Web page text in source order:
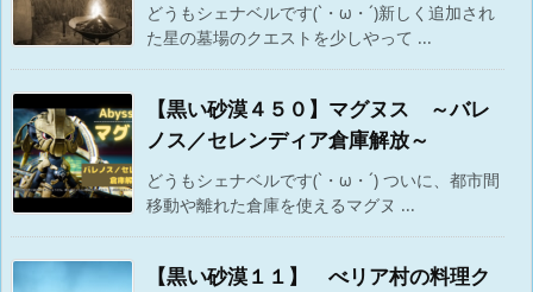
どうもシェナベルです(`・ω・´)新しく追加され
た星の墓場のクエストを少しやって ...
【黒い砂漠４５０】マグヌス ～バレ
ノス／セレンディア倉庫解放～
どうもシェナベルです(`・ω・´) ついに、都市間
移動や離れた倉庫を使えるマグヌ ...
【黒い砂漠１１】 べリア村の料理ク